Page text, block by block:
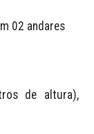
02 andares
de altura),